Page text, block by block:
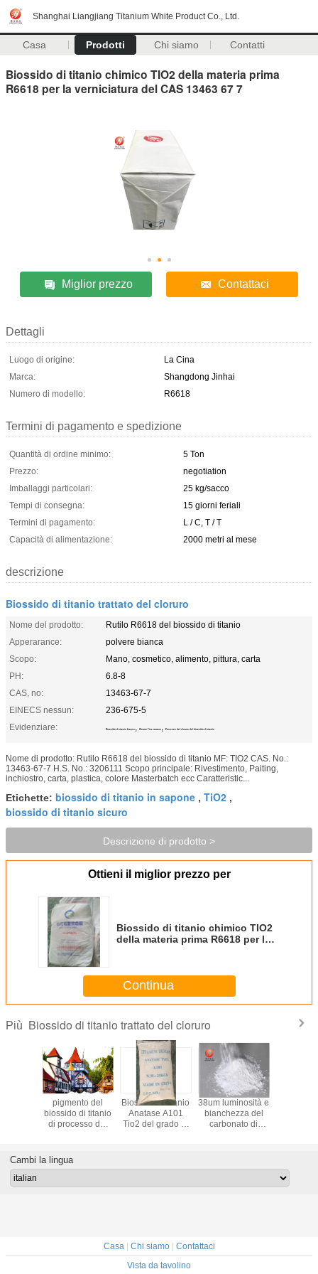
Shanghai Liangjiang Titanium White Product Co., Ltd.
Casa Prodotti Chi siamo Contatti
Biossido di titanio chimico TIO2 della materia prima
R6618 per la verniciatura del CAS 13463 67 7
Miglior prezzo Contattaci
Dettagli
Luogo di origine:
La Cina
Marca:
Shangdong Jinhai
Numero di modello:
R6618
Termini di pagamento e spedizione
Quantità di ordine minimo:
5 Ton
Prezzo:
negotiation
Imballaggi particolari:
25 kg/sacco
Tempi di consegna:
15 giorni feriali
Termini di pagamento:
L / C, T / T
Capacità di alimentazione:
2000 metri al mese
descrizione
Biossido di titanio trattato del cloruro
Nome del prodotto:
Rutilo R6618 del biossido di titanio
Apperarance:
polvere bianca
Scopo:
Mano, cosmetico, alimento, pittura, carta
PH:
6.8-8
CAS, no:
13463-67-7
EINECS nessun:
236-675-5
Evidenziare:
Biossido di titanio bianco , Cloruro Tio2 trattato , Processo del cloruro del biossido di titanio
Nome di prodotto: Rutilo R6618 del biossido di titanio MF: TIO2 CAS. No.:
13463-67-7 H.S. No.: 3206111 Scopo principale: Rivestimento, Paiting,
inchiostro, carta, plastica, colore Masterbatch ecc Caratteristic...
Etichette: biossido di titanio in sapone , TiO2 ,
biossido di titanio sicuro
Descrizione di prodotto >
Ottieni il miglior prezzo per
Biossido di titanio chimico TIO2
della materia prima R6618 per la
Continua
Più Biossido di titanio trattato del cloruro
la
pigmento del
biossido di titanio
di processo del
esterni Cas
No.13463-67-7
Biossido di titanio
Anatase A101
Tio2 del grado di
SGS
38um luminosità e
bianchezza del
carbonato di
Cambi la lingua
Casa| Chi siamo| Contattaci
Vista da tavolino